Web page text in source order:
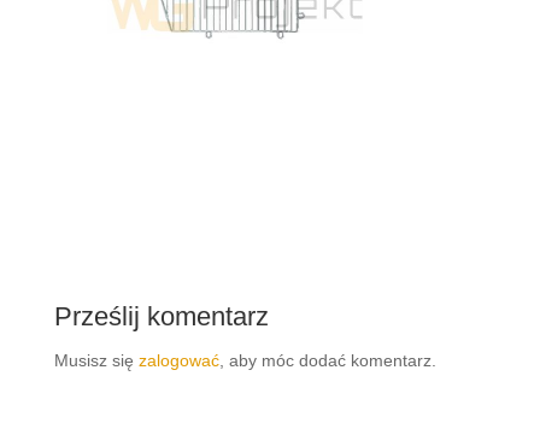
Prześlij komentarz
Musisz się zalogować, aby móc dodać komentarz.